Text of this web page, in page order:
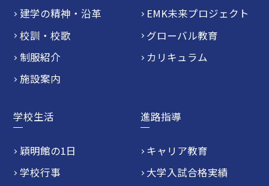
建学の精神・沿革
校訓・校歌
制服紹介
施設案内
EMK未来プロジェクト
グローバル教育
カリキュラム
学校生活
穎明館の1日
学校行事
進路指導
キャリア教育
大学入試合格実績